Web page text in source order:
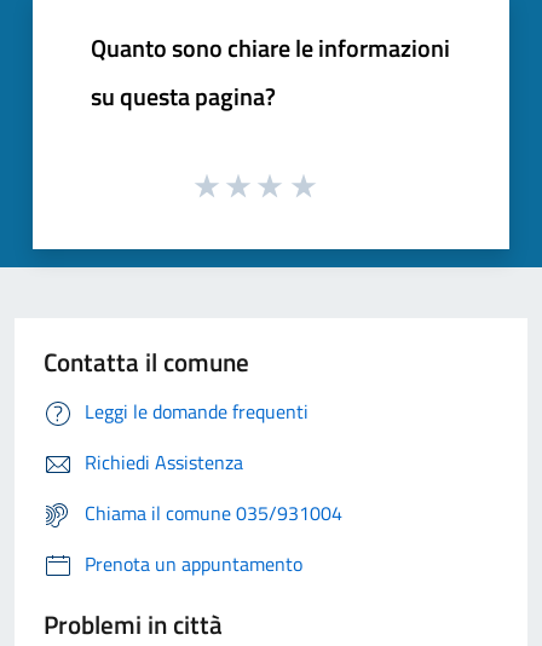
Quanto sono chiare le informazioni
su questa pagina?
Contatta il comune
Leggi le domande frequenti
Richiedi Assistenza
Chiama il comune 035/931004
Prenota un appuntamento
Problemi in città